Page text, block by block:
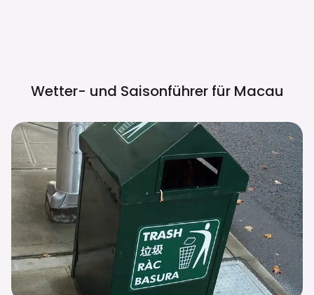
Wetter- und Saisonführer für Macau